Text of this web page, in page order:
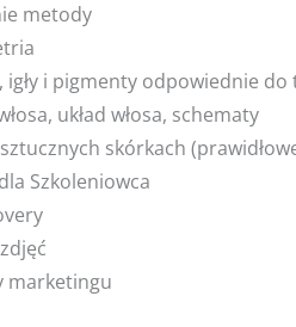
metody
igły i pigmenty odpowiednie do
układ włosa, schematy
skórkach
Szkoleniowca
marketingu